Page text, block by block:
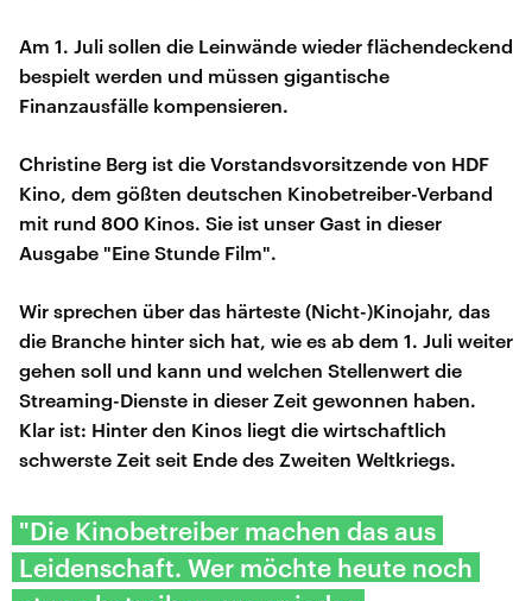
Am 1. Juli sollen die Leinwände wieder flächendeckend
bespielt werden und müssen gigantische
Finanzausfälle kompensieren.
Christine Berg ist die Vorstandsvorsitzende von HDF
Kino, dem gößten deutschen Kinobetreiber-Verband
mit rund 800 Kinos. Sie ist unser Gast in dieser
Ausgabe "Eine Stunde Film".
Wir sprechen über das härteste (Nicht-)Kinojahr, das
die Branche hinter sich hat, wie es ab dem 1. Juli weiter
gehen soll und kann und welchen Stellenwert die
Streaming-Dienste in dieser Zeit gewonnen haben.
Klar ist: Hinter den Kinos liegt die wirtschaftlich
schwerste Zeit seit Ende des Zweiten Weltkriegs.
"Die Kinobetreiber machen das aus
Leidenschaft. Wer möchte heute noch